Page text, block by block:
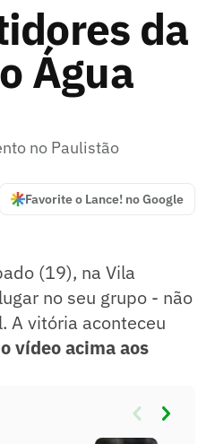
da
Água
no Paulistão
Favorite o Lance! no Google
(19), na Vila
no seu grupo - não
A vitória aconteceu
vídeo acima aos